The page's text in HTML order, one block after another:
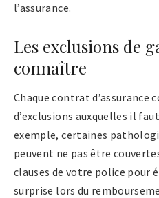
l’assurance.
Les exclusions de
connaître
Chaque contrat d’assurance
d’exclusions auxquelles il
exemple, certaines
peuvent ne pas être
clauses de votre police pour
surprise lors du